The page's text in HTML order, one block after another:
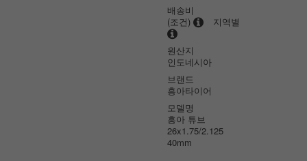
배송비
(조건)
지역별
원산지
인도네시아
브랜드
흥아타이어
모델명
흥아 튜브
26x1.75/2.125
40mm